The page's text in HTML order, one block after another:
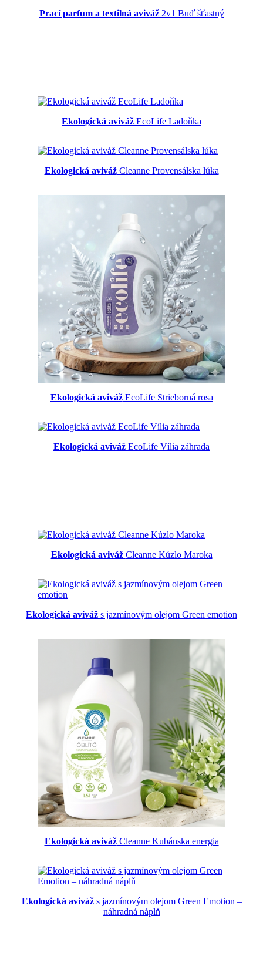
Prací parfum a textilná aviváž 2v1 Buď šťastný
Ekologická aviváž EcoLife Ladoňka
Ekologická avivážCleanne Provensálska lúka
Ekologická avivážEcoLife Strieborná rosa
Ekologická aviváž EcoLife Vília záhrada
Ekologická aviváž Cleanne Kúzlo Maroka
Ekologická aviváž s jazmínovým olejom Green emotion
Ekologická avivážCleanne Kubánska energia
Ekologická avivážs jazmínovým olejom Green Emotion –
náhradná náplň